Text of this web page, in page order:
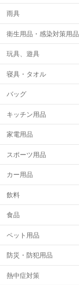
雨具
衛生用品・感染対策用品
玩具、遊具
寝具・タオル
バッグ
キッチン用品
家電用品
スポーツ用品
カー用品
飲料
食品
ペット用品
防災・防犯用品
熱中症対策